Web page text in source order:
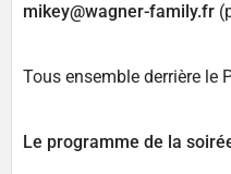
mikey@wagner-family.fr
Tous ensemble derrière le
Le programme de la